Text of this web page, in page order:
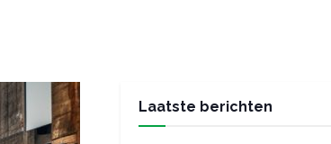
Laatste berichten